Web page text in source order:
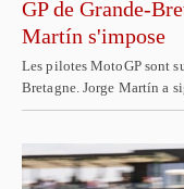
GP de Grande-
Martín s'impose
Les pilotes MotoGP sont
Bretagne. Jorge Martín a